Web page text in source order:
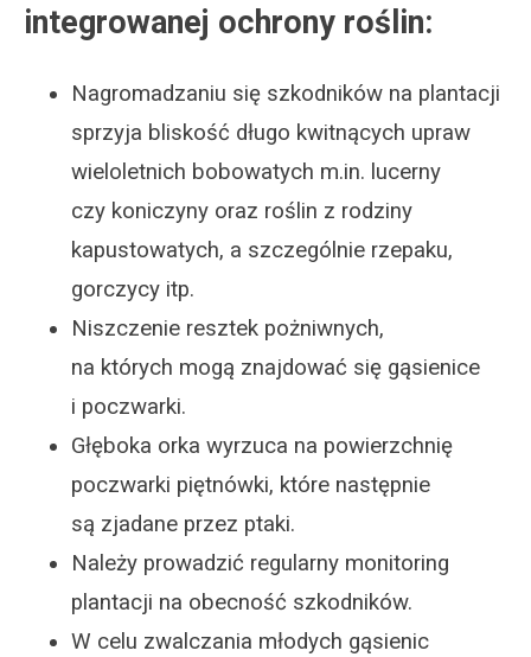
integrowanej ochrony roślin:
Nagromadzaniu się szkodników na plantacji
sprzyja bliskość długo kwitnących upraw
wieloletnich bobowatych m.in. lucerny
czy koniczyny oraz roślin z rodziny
kapustowatych, a szczególnie rzepaku,
gorczycy itp.
Niszczenie resztek pożniwnych,
na których mogą znajdować się gąsienice
i poczwarki.
Głęboka orka wyrzuca na powierzchnię
poczwarki piętnówki, które następnie
są zjadane przez ptaki.
Należy prowadzić regularny monitoring
plantacji na obecność szkodników.
W celu zwalczania młodych gąsienic